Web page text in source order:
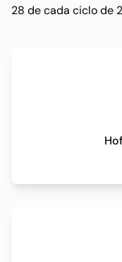
28 de cada ciclo de